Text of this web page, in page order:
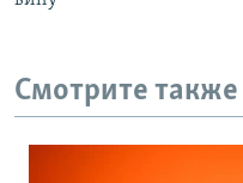
Смотрите также